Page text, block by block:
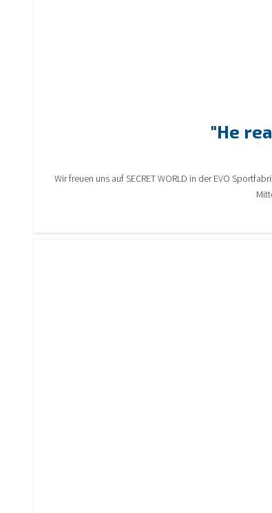
"He
Wir freuen uns auf SECRET WORLD in der EVO